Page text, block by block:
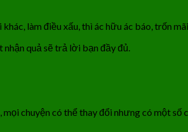
làm điều xấu, thì ác hữu ác báo, trốn
nhận quả sẽ trả lời bạn đầy đủ.
chuyện có thể thay đổi nhưng có một